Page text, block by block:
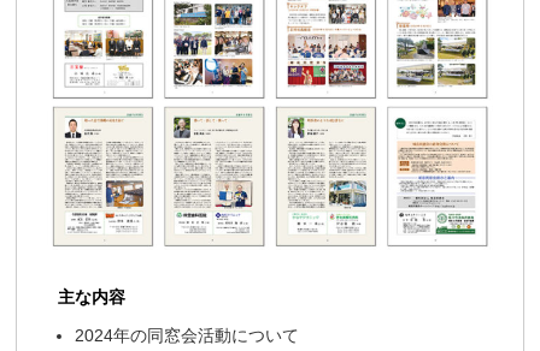
主な内容
2024年の同窓会活動について